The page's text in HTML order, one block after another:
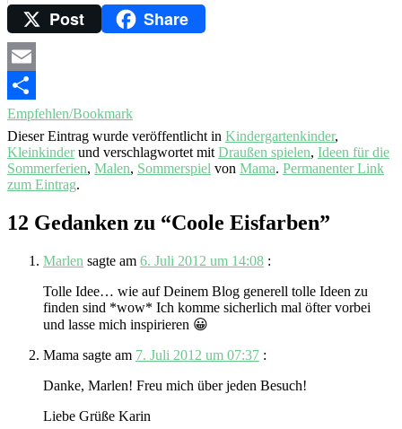
Post Share
Email
Empfehlen/Bookmark
Dieser Eintrag wurde veröffentlicht in Kindergartenkinder,
Kleinkinderund verschlagwortet mit Draußen spielen, Ideen für die
Sommerferien, Malen, Sommerspiel von Mama. Permanenter Link
zum Eintrag.
12 Gedanken zu “Coole Eisfarben”
Marlen sagte am 6. Juli 2012 um 14:08 :
Tolle Idee… wie auf Deinem Blog generell tolle Ideen zu
finden sind *wow* Ich komme sicherlich mal öfter vorbei
und lasse mich inspirieren 😀
Mama sagte am 7. Juli 2012 um 07:37 :
Danke, Marlen! Freu mich über jeden Besuch!
Liebe Grüße Karin